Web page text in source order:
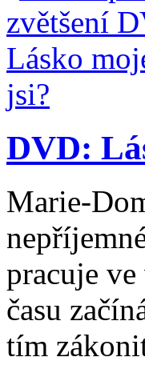
DVD:
Marie-
pracuje
času
tím